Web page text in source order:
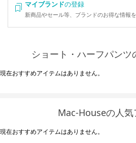
マイブランドの登録
新商品やセール等、ブランドのお得な情報
ショート・ハーフパンツ
現在おすすめアイテムはありません。
Mac-Houseの人気
現在おすすめアイテムはありません。